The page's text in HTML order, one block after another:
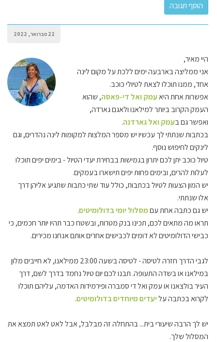
22 פברואר, 2022
היי מאיר,
אני ממליצה בארבעה ימים ללכת על מקום לינה
אחד, ממנו תוכלו לצאת לטיולי כוכב.
אפשרות אחת היאעמק ואל די-פאסה, שהוא
העמק הקרוב ביותר למילאנו ולאגם גארדה,
ואפשר גם בעמק ואל גארדנה.
בכתבות שנתתי לך עכשיו יש מספר המלצות למקומות לינה נהדרים, וגם
לינקים לחיפוש נוסף.
טיול כוכב יתן לכם יתרון בגמישות בבחירת יעדי הטיול - בימים יפים תוכלו
לעלות להרים, ובימים פחות יפים תישארו בעמקים.
יש המון הצעות לטיול בכתבות, כולל עוד שתי כתבות שתגיע אליהן דרך
אלו שנתתי.
יש גם כתבה אחת עםמסלול יומי בדולומיטים.
תראו מה מתאים לכם, תכינו בנק מטרות, ובשטח כבר תהיו יותר חכמים, כי
כבישי הדולומיטים לא דומים לכבישים אחרים אותם אנחנו מכירים.
לגבי הדרך חזרה לטיסה - לטיסה בשעה 23:00 ממילאנו, לא חייבים מלון
במילאנו או בשדה התעופה. תבנו לכם יום טיול נחמד בדרך לשם, דרך
העיר בולצאנו או עמק ואל די סמברה ופירמידות האדמה, עליהם תוכלו
לקרוא בכתבה עליעדים מיוחדים בדולומיטים.
יש לך הרבה שיעורי בית... בהתחלה זה מבלבל, אבל לאט לאט תמצא את
המסלול שלך.